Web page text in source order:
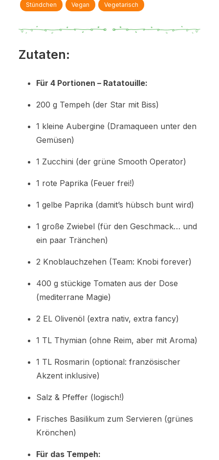
Stündchen Vegan Vegetarisch
Zutaten:
Für 4 Portionen – Ratatouille:
200 g Tempeh (der Star mit Biss)
1 kleine Aubergine (Dramaqueen unter den
Gemüsen)
1 Zucchini (der grüne Smooth Operator)
1 rote Paprika (Feuer frei!)
1 gelbe Paprika (damit’s hübsch bunt wird)
1 große Zwiebel (für den Geschmack… und
ein paar Tränchen)
2 Knoblauchzehen (Team: Knobi forever)
400 g stückige Tomaten aus der Dose
(mediterrane Magie)
2 EL Olivenöl (extra nativ, extra fancy)
1 TL Thymian (ohne Reim, aber mit Aroma)
1 TL Rosmarin (optional: französischer
Akzent inklusive)
Salz & Pfeffer (logisch!)
Frisches Basilikum zum Servieren (grünes
Krönchen)
Für das Tempeh: